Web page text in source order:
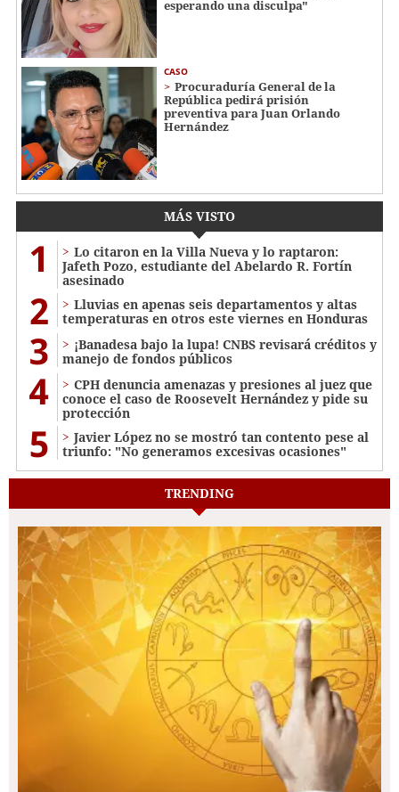
esperando una disculpa"
CASO
Procuraduría General de la
República pedirá prisión
preventiva para Juan Orlando
Hernández
MÁS VISTO
1
Lo citaron en la Villa Nueva y lo raptaron:
Jafeth Pozo, estudiante del Abelardo R. Fortín
asesinado
2
Lluvias en apenas seis departamentos y altas
temperaturas en otros este viernes en Honduras
3
¡Banadesa bajo la lupa! CNBS revisará créditos y
manejo de fondos públicos
4
CPH denuncia amenazas y presiones al juez que
conoce el caso de Roosevelt Hernández y pide su
protección
5
Javier López no se mostró tan contento pese al
triunfo: "No generamos excesivas ocasiones"
TRENDING